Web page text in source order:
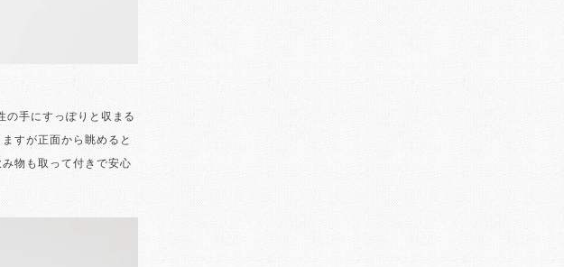
の手にすっぽりと収まる
すが正面から眺めると
物も取って付きで安心